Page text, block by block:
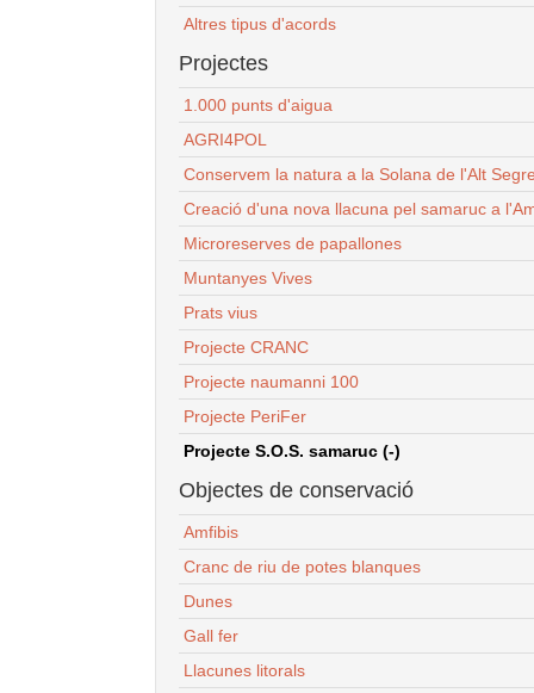
Altres tipus d'acords
Projectes
1.000 punts d'aigua
AGRI4POL
Conservem la natura a la Solana de l'Alt
Creació d'una nova llacuna pel samaruc a
Microreserves de papallones
Muntanyes Vives
Prats vius
Projecte CRANC
Projecte naumanni 100
Projecte PeriFer
Projecte S.O.S. samaruc (-)
Objectes de conservació
Amfibis
Cranc de riu de potes blanques
Dunes
Gall fer
Llacunes litorals